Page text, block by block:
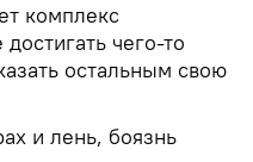
комплекс
чего-то
остальным свою
и лень, боязнь